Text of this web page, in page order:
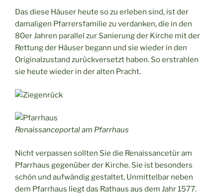
Das diese Häuser heute so zu erleben sind, ist der
damaligen Pfarrersfamilie zu verdanken, die in den
80er Jahren parallel zur Sanierung der Kirche mit der
Rettung der Häuser begann und sie wieder in den
Originalzustand zurückversetzt haben. So erstrahlen
sie heute wieder in der alten Pracht.
Renaissanceportal am Pfarrhaus
Nicht verpassen sollten Sie die Renaissancetür am
Pfarrhaus gegenüber der Kirche. Sie ist besonders
schön und aufwändig gestaltet, Unmittelbar neben
dem Pfarrhaus liegt das Rathaus aus dem Jahr 1577.